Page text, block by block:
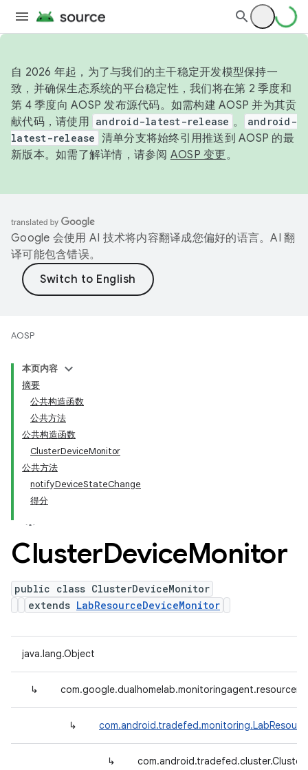
自 2026 年起，为了与我们的主干稳定开发模型保持一
致，并确保生态系统的平台稳定性，我们将在第 2 季度和
第 4 季度向 AOSP 发布源代码。如需构建 AOSP 并为其贡
献代码，请使用 android-latest-release 。
android-
latest-release 清单分支将始终引用推送到 AOSP 的最
新版本。如需了解详情，请参阅 AOSP 变更。
Google 会使用 AI 技术将内容翻译成您偏好的语言。AI 翻
译可能包含错误。
AOSP
本页内容
摘要
公共构造函数
公共方法
公共构造函数
ClusterDeviceMonitor
公共方法
notifyDeviceStateChange
得分
ClusterDeviceMonitor
public class ClusterDeviceMonitor
extends LabResourceDeviceMonitor
java.lang.Object
↳
↳
↳